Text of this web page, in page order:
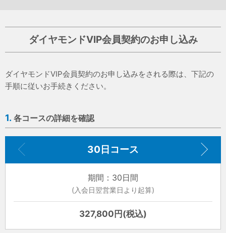
ダイヤモンドVIP会員契約のお申し込み
ダイヤモンドVIP会員契約のお申し込みをされる際は、下記の
手順に従いお手続きください。
1. 各コースの詳細を確認
30日コース
期間：30日間
(入会日翌営業日より起算)
327,800円(税込)